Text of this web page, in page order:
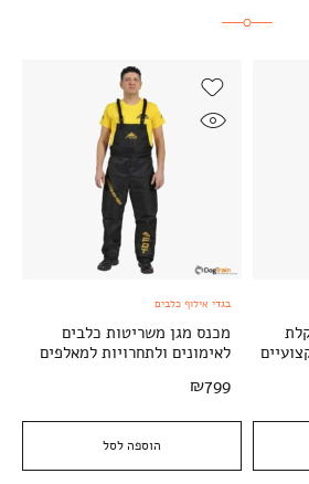
הוספה לסל
בגדי אילוף כלבים
מכנס מגן משריטות כלבים
לאימונים ולתחרויות למאלפים
₪799